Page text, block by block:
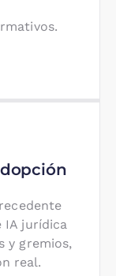
IA jurídica
y gremios,
real.